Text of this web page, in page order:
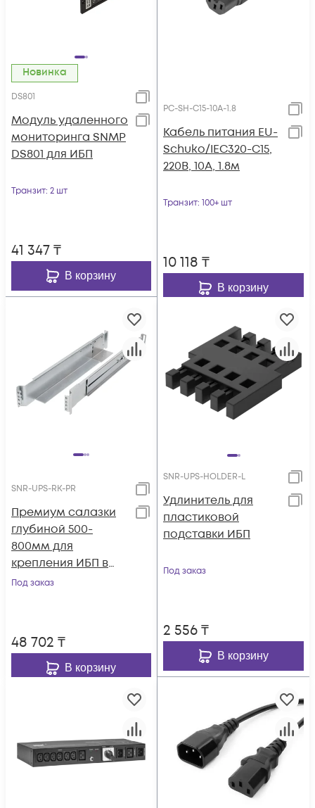
Новинка
DS801
Модуль удаленного
мониторинга SNMP
DS801 для ИБП
Транзит: 2 шт
41 347₸
В корзину
PC-SH-C15-10A-1.8
Кабель питания EU-
Schuko/IEC320-C15,
220B, 10А, 1.8м
Транзит: 100+ шт
10 118 ₸
В корзину
SNR-UPS-RK-PR
Премиум салазки
глубиной 500-
800мм для
крепления ИБП в
стойку
Под заказ
48 702 ₸
В корзину
SNR-UPS-HOLDER-L
Удлинитель для
пластиковой
подставки ИБП
Под заказ
2 556₸
В корзину